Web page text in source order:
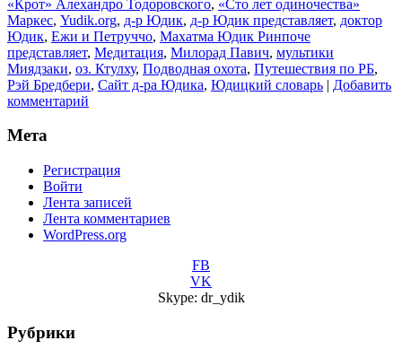
«Крот» Алехандро Тодоровского, «Сто лет одиночества»
Маркес, Yudik.org, д-р Юдик, д-р Юдик представляет, доктор
Юдик, Ежи и Петруччо, Махатма Юдик Ринпоче
представляет, Медитация, Милорад Павич, мультики
Миядзаки, оз. Ктулху, Подводная охота, Путешествия по РБ,
Рэй Бредбери, Сайт д-ра Юдика, Юдицкий словарь | Добавить
комментарий
Мета
Регистрация
Войти
Лента записей
Лента комментариев
WordPress.org
FB
VK
Skype: dr_ydik
Рубрики